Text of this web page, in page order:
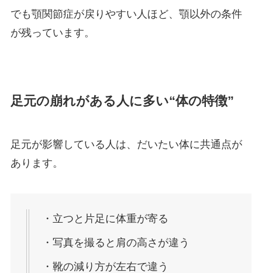
でも顎関節症が戻りやすい人ほど、顎以外の条件
が残っています。
足元の崩れがある人に多い“体の特徴”
足元が影響している人は、だいたい体に共通点が
あります。
・立つと片足に体重が寄る
・写真を撮ると肩の高さが違う
・靴の減り方が左右で違う